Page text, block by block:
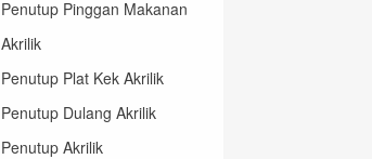
Penutup Pinggan Makanan
Akrilik
Penutup Plat Kek Akrilik
Penutup Dulang Akrilik
Penutup Akrilik